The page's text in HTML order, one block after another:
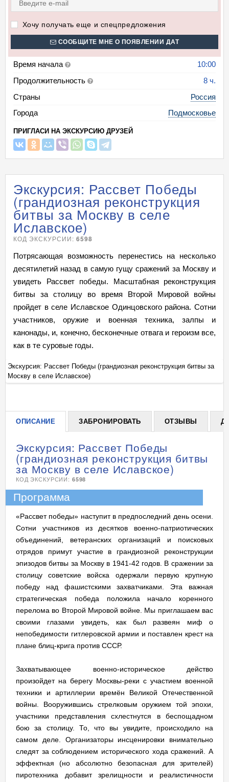
Хочу получать еще и спецпредложения
СООБЩИТЕ МНЕ О ПОЯВЛЕНИИ ДАТ
Время начала
10:00
Продолжительность
8 ч.
Страны
Россия
Города
Подмосковье
ПРИГЛАСИ НА ЭКСКУРСИЮ ДРУЗЕЙ
Экскурсия: Рассвет Победы
(грандиозная реконструкция
битвы за Москву в селе
Иславское)
КОД ЭКСКУРСИИ:6598
Потрясающая возможность перенестись на несколько
десятилетий назад в самую гущу сражений за Москву и
увидеть Рассвет победы. Масштабная реконструкция
битвы за столицу во время Второй Мировой войны
пройдет в селе Иславское Одинцовского района. Сотни
участников, оружие и военная техника, залпы и
канонады, и, конечно, бесконечные отвага и героизм все,
как в те суровые годы.
+
Экскурсия: Рассвет Победы (грандиозная реконструкция битвы за
Москву в селе Иславское)
ОПИСАНИЕ ЗАБРОНИРОВАТЬ ОТЗЫВЫ
Экскурсия: Рассвет Победы
(грандиозная реконструкция битвы
за Москву в селе Иславское)
КОД ЭКСКУРСИИ: 6598
Программа
«Рассвет победы» наступит в предпоследний день осени.
Сотни участников из десятков военно-патриотических
объединений, ветеранских организаций и поисковых
отрядов примут участие в грандиозной реконструкции
эпизодов битвы за Москву в 1941-42 годов. В сражении за
столицу советские войска одержали первую крупную
победу над фашистскими захватчиками. Эта важная
стратегическая победа положила начало коренного
перелома во Второй Мировой войне. Мы приглашаем вас
своими глазами увидеть, как был развеян миф о
непобедимости гитлеровской армии и поставлен крест на
плане блиц-крига против СССР.
Захватывающее военно-историческое действо
произойдет на берегу Москвы-реки с участием военной
техники и артиллерии времён Великой Отечественной
войны. Вооружившись стрелковым оружием той эпохи,
участники представления схлестнутся в беспощадном
бою за столицу. То, что вы увидите, происходило на
самом деле. Организаторы инсценировки внимательно
следят за соблюдением исторического хода сражений. А
эффектная (но абсолютно безопасная для зрителей)
пиротехника добавит зрелищности и реалистичности